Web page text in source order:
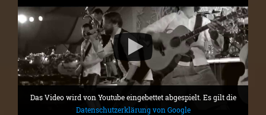
Das Video wird von Youtube eingebettet abgespielt. Es gilt die
Datenschutzerklärung von Google